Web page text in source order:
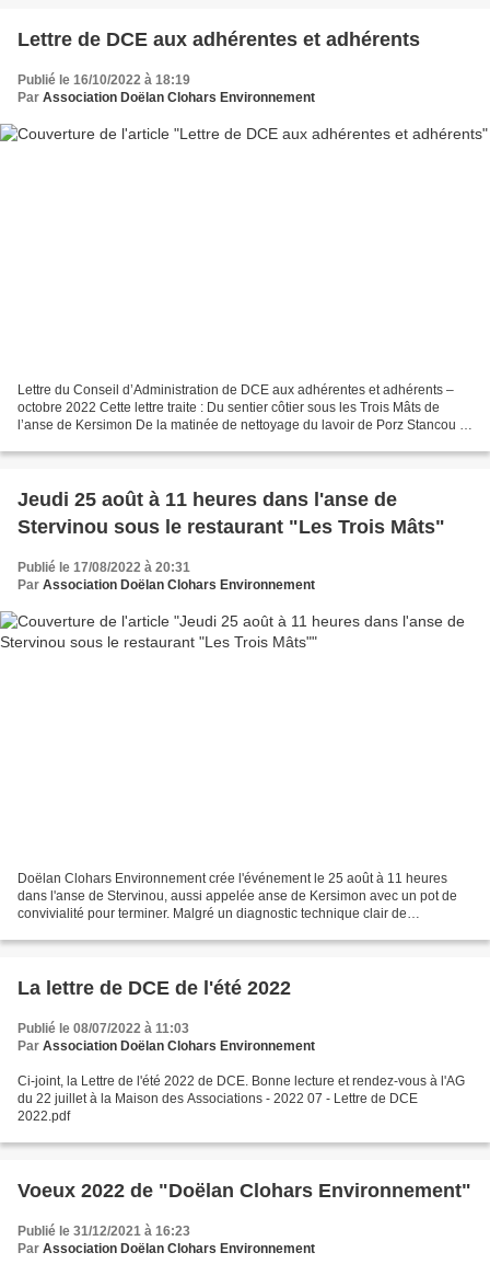
Lettre de DCE aux adhérentes et adhérents
Publié le 16/10/2022 à 18:19
Par Association Doëlan Clohars Environnement
Lettre du Conseil d’Administration de DCE aux adhérentes et adhérents –
octobre 2022 Cette lettre traite : Du sentier côtier sous les Trois Mâts de
l’anse de Kersimon De la matinée de nettoyage du lavoir de Porz Stancou le
Jeudi 25 août à 11 heures dans l'anse de
Stervinou sous le restaurant "Les Trois Mâts"
Publié le 17/08/2022 à 20:31
Par Association Doëlan Clohars Environnement
Doëlan Clohars Environnement crée l'événement le 25 août à 11 heures
dans l'anse de Stervinou, aussi appelée anse de Kersimon avec un pot de
convivialité pour terminer. Malgré un diagnostic technique clair de
La lettre de DCE de l'été 2022
Publié le 08/07/2022 à 11:03
Par Association Doëlan Clohars Environnement
Ci-joint, la Lettre de l'été 2022 de DCE. Bonne lecture et rendez-vous à l'AG
du 22 juillet à la Maison des Associations - 2022 07 - Lettre de DCE
2022.pdf
Voeux 2022 de "Doëlan Clohars Environnement"
Publié le 31/12/2021 à 16:23
Par Association Doëlan Clohars Environnement